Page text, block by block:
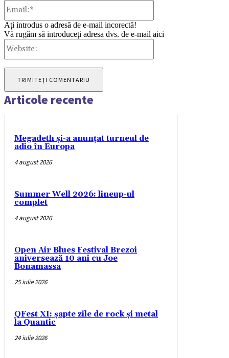
Ați introdus o adresă de e-mail incorectă!
Vă rugăm să introduceți adresa dvs. de e-mail aici
Articole recente
Megadeth și-a anunțat turneul de
adio în Europa
4 august 2026
Summer Well 2026: lineup-ul
complet
4 august 2026
Open Air Blues Festival Brezoi
aniversează 10 ani cu Joe
Bonamassa
25 iulie 2026
QFest XI: șapte zile de rock și metal
la Quantic
24 iulie 2026